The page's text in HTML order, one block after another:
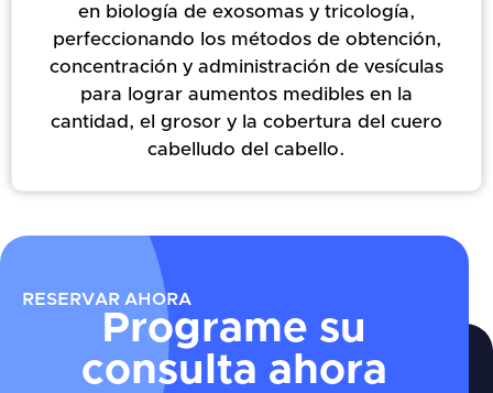
en biología de exosomas y tricología,
perfeccionando los métodos de obtención,
concentración y administración de vesículas
para lograr aumentos medibles en la
cantidad, el grosor y la cobertura del cuero
cabelludo del cabello.
RESERVAR AHORA
Programe su
consulta ahora